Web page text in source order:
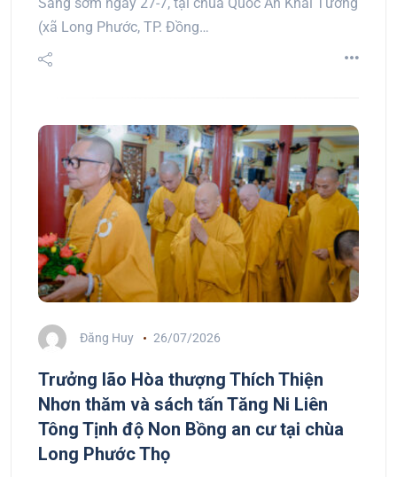
(xã Long Phước, TP. Đồng…
Đăng Huy 26/07/2026
Trưởng lão Hòa thượng Thích Thiện
Nhơn thăm và sách tấn Tăng Ni Liên
Tông Tịnh độ Non Bồng an cư tại chùa
Long Phước Thọ